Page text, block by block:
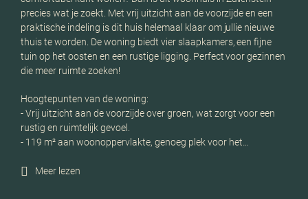
precies wat je zoekt. Met vrij uitzicht aan de voorzijde en een
praktische indeling is dit huis helemaal klaar om jullie nieuwe
thuis te worden. De woning biedt vier slaapkamers, een fijne
tuin op het oosten en een rustige ligging. Perfect voor gezinnen
die meer ruimte zoeken!
Hoogtepunten van de woning:
- Vrij uitzicht aan de voorzijde over groen, wat zorgt voor een
rustig en ruimtelijk gevoel.
- 119 m² aan woonoppervlakte, genoeg plek voor het…
Meer lezen